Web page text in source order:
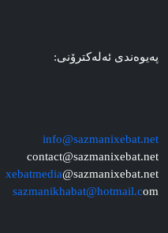
په‌یوه‌ندی ئه‌له‌کترۆنی:
info@sazmanixebat.net
contact@sazmanixebat.net
xebatmedia@sazmanixebat.net
sazmanikhabat@hotmail.com